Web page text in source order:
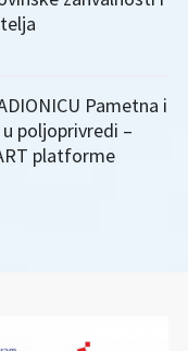
Pametna i
poljoprivredi –
platforme